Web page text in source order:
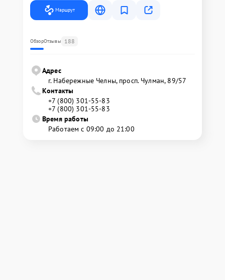
Маршрут
ОбзорОтзывы 188
Адрес
г. Набережные Челны, просп. Чулман, 89/57
Контакты
+7 (800) 301-55-83
+7 (800) 301-55-83
Время работы
Работаем с 09:00 до 21:00